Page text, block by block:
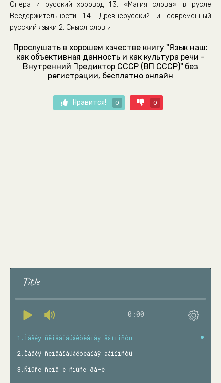
Опера и русский хоровод 1.3. «Магия слова»: в русле
Вседержительности 1.4. Древнерусский и современный
русский языки 2. Смысл слов и
Прослушать в хорошем качестве книгу "Язык наш:
как объективная данность и как культура речи -
Внутренний Предиктор СССР (ВП СССР)" без
регистрации, бесплатно онлайн
Нравится! 0 0
Title
0:00
1.Ìàãèÿ ñëîâàîáúåêòèâíàÿ äàííîñòü
2.Ìàãèÿ ñëîâàîáúåêòèâíàÿ äàííîñòü
3.Ñìûñë ñëîâ è ñìûñë ðå÷è